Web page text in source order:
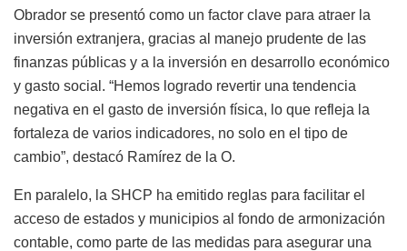
Obrador se presentó como un factor clave para atraer la
inversión extranjera, gracias al manejo prudente de las
finanzas públicas y a la inversión en desarrollo económico
y gasto social. “Hemos logrado revertir una tendencia
negativa en el gasto de inversión física, lo que refleja la
fortaleza de varios indicadores, no solo en el tipo de
cambio”, destacó Ramírez de la O.
En paralelo, la SHCP ha emitido reglas para facilitar el
acceso de estados y municipios al fondo de armonización
contable, como parte de las medidas para asegurar una